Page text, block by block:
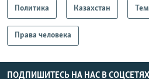
Политика Казахстан
Права человека
ПОДПИШИТЕСЬ НА НАС В СОЦСЕТЯХ